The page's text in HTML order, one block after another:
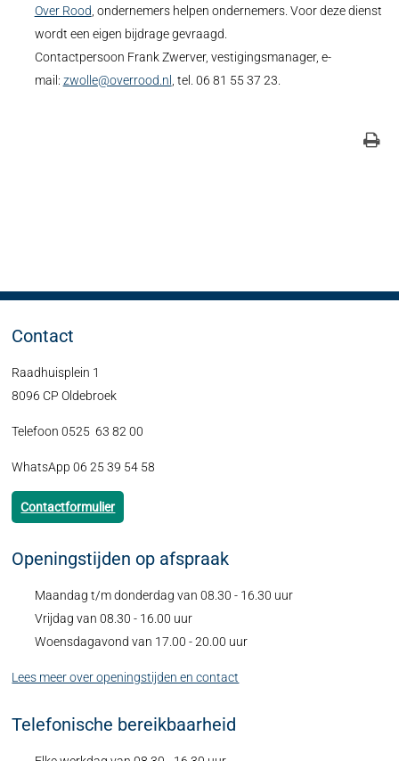
Over Rood , ondernemers helpen ondernemers. Voor deze dienst
wordt een eigen bijdrage gevraagd.
Contactpersoon Frank Zwerver, vestigingsmanager, e-
mail: zwolle@overrood.nl , tel. 06 81 55 37 23.
Contact
Raadhuisplein 1
8096 CP Oldebroek
Telefoon 0525 63 82 00
WhatsApp 06 25 39 54 58
Contactformulier
Openingstijden op afspraak
Maandag t/m donderdag van 08.30 - 16.30 uur
Vrijdag van 08.30 - 16.00 uur
Woensdagavond van 17.00 - 20.00 uur
Lees meer over openingstijden en contact
Telefonische bereikbaarheid